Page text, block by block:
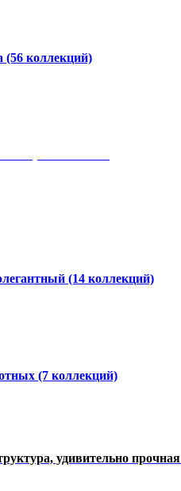
(56 коллекций)
(14 коллекций)
(7 коллекций)
удивительно прочная